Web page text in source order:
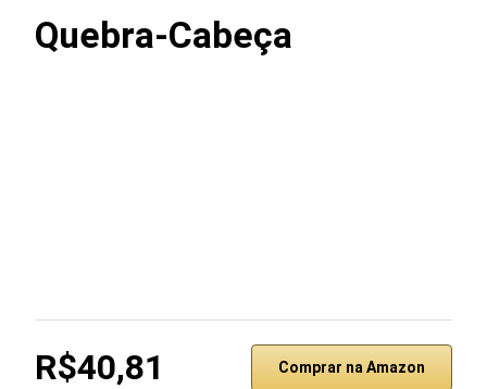
Quebra-Cabeça
R$40,81 Comprar na Amazon